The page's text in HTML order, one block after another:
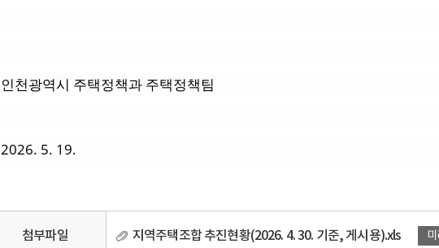
인천광역시 주택정책과 주택정책팀
2026. 5. 19.
첨부파일 지역주택조합 추진현황(2026. 4. 30. 기준, 게시용).xls 미